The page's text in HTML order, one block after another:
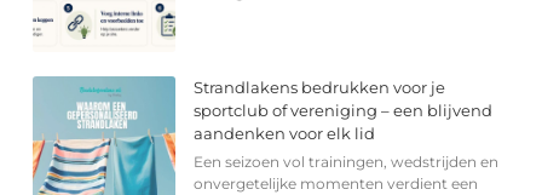
Strandlakens bedrukken voor je
sportclub of vereniging – een blijvend
aandenken voor elk lid
Een seizoen vol trainingen, wedstrijden en
onvergetelijke momenten verdient een